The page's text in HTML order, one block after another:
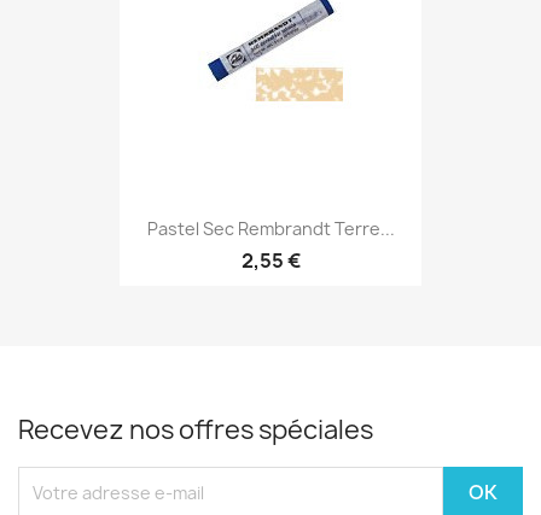
Pastel Sec Rembrandt Terre...
2,55 €
Recevez nos offres spéciales